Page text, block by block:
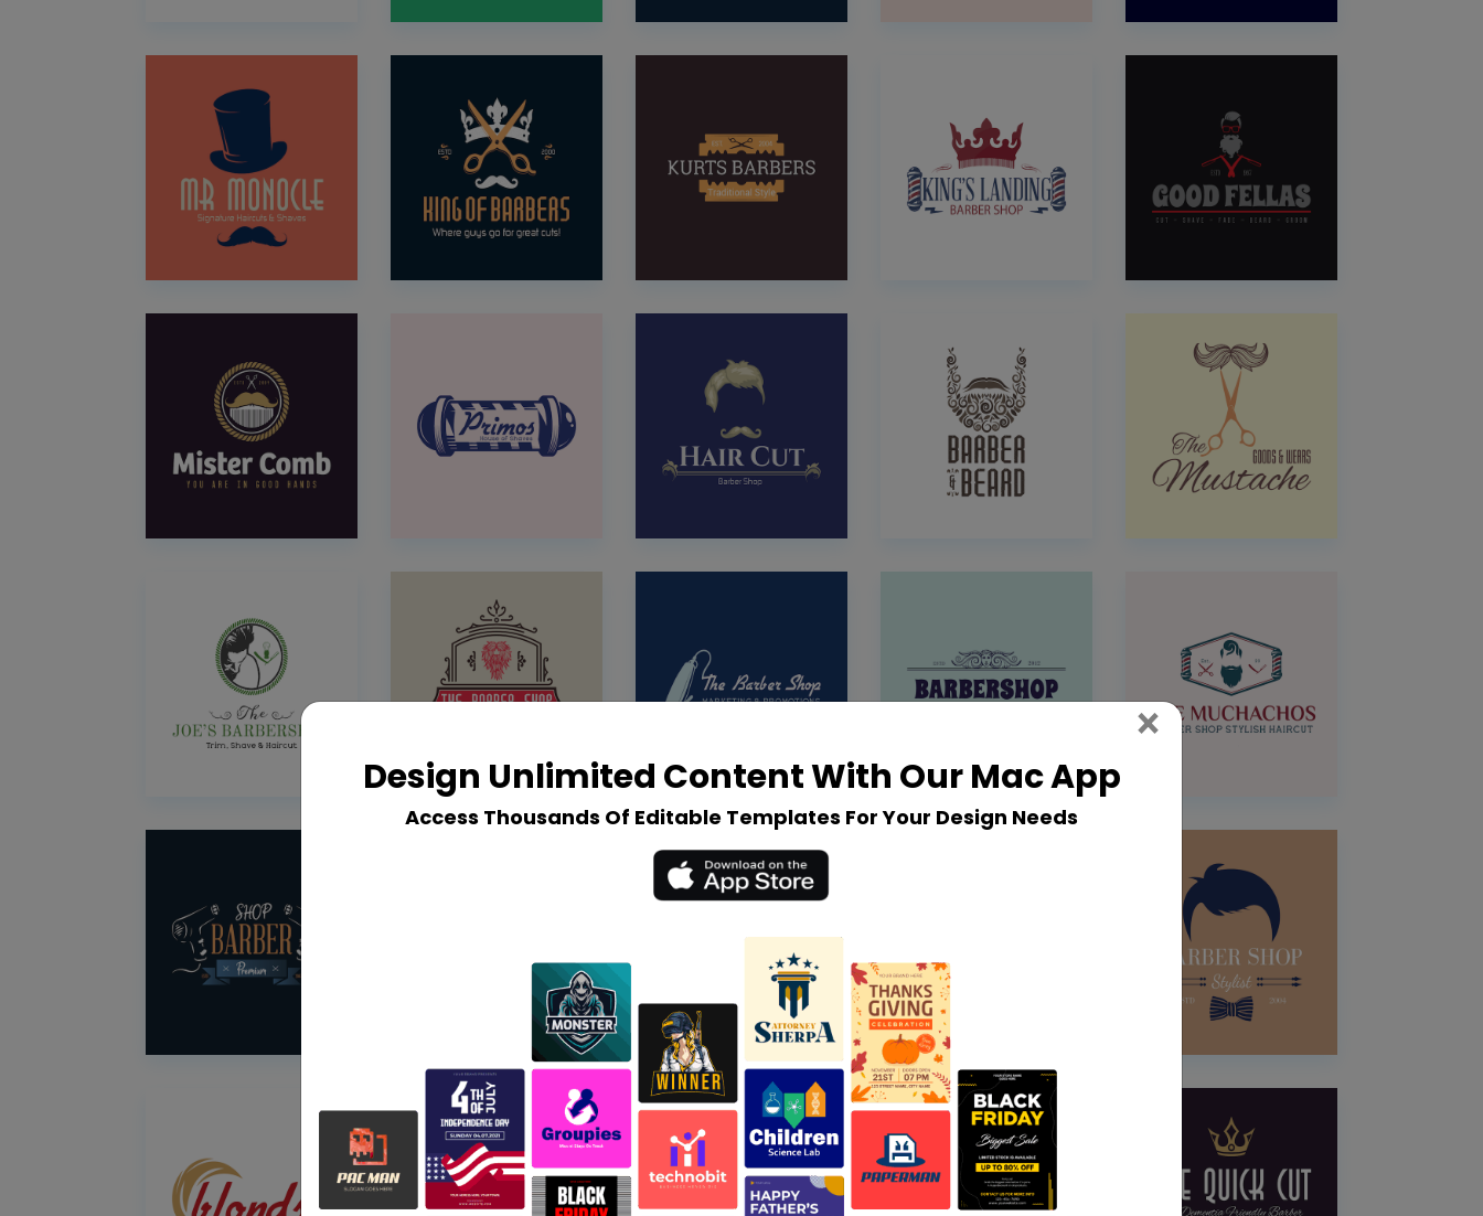
Design Unlimited Content With Our Mac App
Access Thousands Of Editable Templates For Your Design Needs
× Close